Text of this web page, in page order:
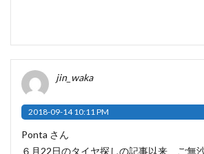
jin_waka
2018-09-14 10:11 PM
Ponta さん
６月22日のタイヤ探しの記事以来、ご無